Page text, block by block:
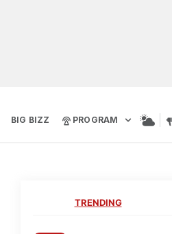
BIG BIZZ PROGRAM
TRENDING